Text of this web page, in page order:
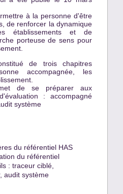
à la personne d'être
de renforcer la dynamique
établissements et de
porteuse de sens pour
de trois chapitres
accompagnée, les
de se préparer aux
: accompagné
système
du référentiel HAS
du référentiel
: traceur ciblé,
audit système